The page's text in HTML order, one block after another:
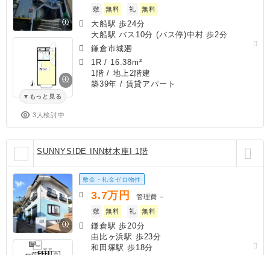
もっと見る
3人検討中
敷
無料 礼 無料
大船駅 歩24分
大船駅 バス10分 (バス停)中村 歩2分
鎌倉市城廻
1R / 16.38m²
1階 / 地上2階建
築39年 / 賃貸アパート
SUNNYSIDE INN材木座I 1階
敷金・礼金ゼロ物件
3.7万円 管理費 －
敷
無料 礼 無料
鎌倉駅 歩20分
由比ヶ浜駅 歩23分
和田塚駅 歩18分